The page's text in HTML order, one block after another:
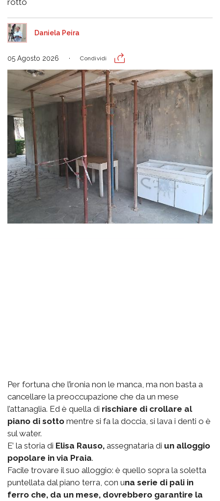
rotto
Daniela Peira
05 Agosto 2026 Condividi
Per fortuna che l’ironia non le manca, ma non basta a
cancellare la preoccupazione che da un mese
l’attanaglia. Ed è quella di rischiare di crollare al
piano di sotto mentre si fa la doccia, si lava i denti o è
sul water.
E’ la storia di Elisa Rauso, assegnataria di un alloggio
popolare in via Praia.
Facile trovare il suo alloggio: è quello sopra la soletta
puntellata dal piano terra, con una serie di pali in
ferro che, da un mese, dovrebbero garantire la